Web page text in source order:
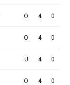
O 4 0
O 4 0
U 4 0
O 4 0